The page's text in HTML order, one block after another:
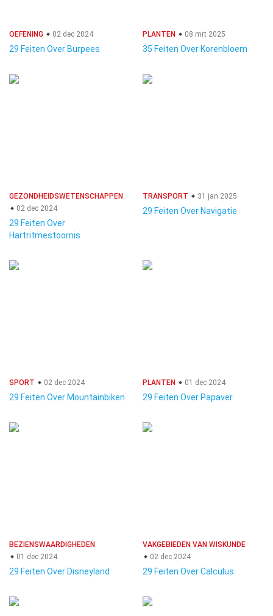
OEFENING 02 dec 2024
29 Feiten Over Burpees
PLANTEN 08 mrt 2025
35 Feiten Over Korenbloem
GEZONDHEIDSWETENSCHAPPEN
02 dec 2024
29 Feiten Over
Hartritmestoornis
TRANSPORT 31 jan 2025
29 Feiten Over Navigatie
SPORT 02 dec 2024
29 Feiten Over Mountainbiken
PLANTEN 01 dec 2024
29 Feiten Over Papaver
BEZIENSWAARDIGHEDEN
01 dec 2024
29 Feiten Over Disneyland
VAKGEBIEDEN VAN WISKUNDE
02 dec 2024
29 Feiten Over Calculus